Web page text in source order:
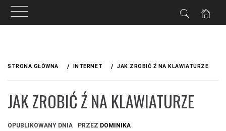
treściSTRONA GŁÓWNA INTERNET JAK ZROBIĆ Ź NA KLAWIATURZE
JAK ZROBIĆ Ź NA KLAWIATURZE
OPUBLIKOWANY DNIA PRZEZ DOMINIKA